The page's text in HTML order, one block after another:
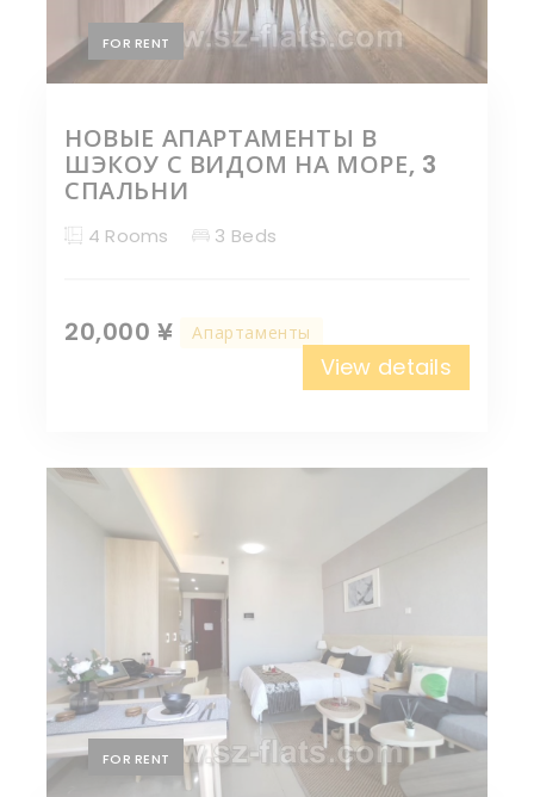
FOR RENT
НОВЫЕ АПАРТАМЕНТЫ В
ШЭКОУ С ВИДОМ НА МОРЕ, 3
СПАЛЬНИ
4 Rooms 3 Beds
20,000 ¥ Апартаменты
View details
FOR RENT